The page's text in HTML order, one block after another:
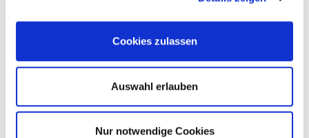
Cookies zulassen
Auswahl erlauben
Nur notwendige Cookies